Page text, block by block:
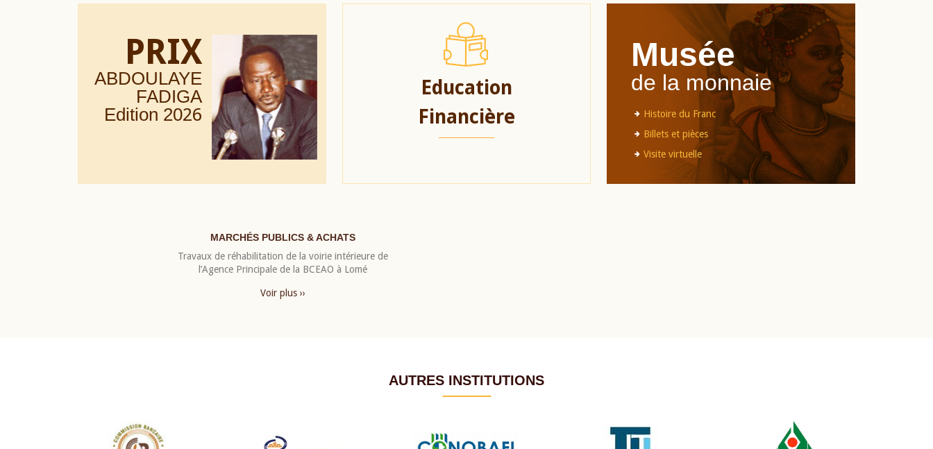
PRIX
ABDOULAYE
FADIGA
Edition 2026
Education
Financière
Musée
de la monnaie
Histoire du Franc
Billets et pièces
Visite virtuelle
MARCHÉS PUBLICS & ACHATS
Travaux de réhabilitation de la voirie intérieure de
l’Agence Principale de la BCEAO à Lomé
Voir plus ››
AUTRES INSTITUTIONS